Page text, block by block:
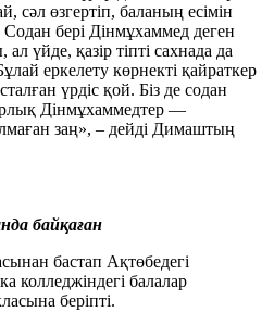
сәл өзгертіп, баланың есімін
бері Дінмұхаммед деген
үйде, қазір тіпті сахнада да
еркелету көрнекті қайраткер
үрдіс қой. Біз де содан
Дінмұхаммедтер —
заң», – дейді Димаштың
байқаған
бастап Ақтөбедегі
колледжіндегі балалар
беріпті.